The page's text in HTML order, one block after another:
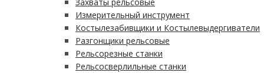
Измерительный инструмент
Костылезабивщики и Костылевыдергиватели
Разгонщики рельсовые
Рельсорезные станки
Рельсосверлильные станки